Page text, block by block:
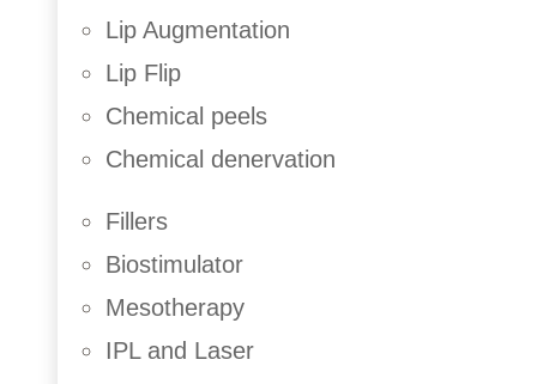
Lip Augmentation
Lip Flip
Chemical peels
Chemical denervation
Fillers
Biostimulator
Mesotherapy
IPL and Laser